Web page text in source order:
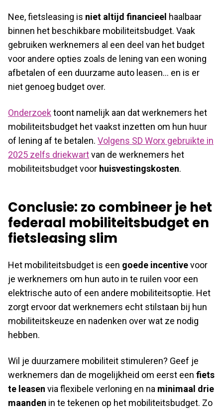
Nee, fietsleasing is niet altijd financieel haalbaar
binnen het beschikbare mobiliteitsbudget. Vaak
gebruiken werknemers al een deel van het budget
voor andere opties zoals de lening van een woning
afbetalen of een duurzame auto leasen… en is er
niet genoeg budget over.
Onderzoektoont namelijk aan dat werknemers het
mobiliteitsbudget het vaakst inzetten om hun huur
of lening af te betalen. Volgens SD Worx gebruikte in
2025 zelfs driekwartvan de werknemers het
mobiliteitsbudget voor huisvestingskosten.
Conclusie: zo combineer je het
federaal mobiliteitsbudget en
fietsleasing slim
Het mobiliteitsbudget is een goede incentivevoor
je werknemers om hun auto in te ruilen voor een
elektrische auto of een andere mobiliteitsoptie. Het
zorgt ervoor dat werknemers echt stilstaan bij hun
mobiliteitskeuze en nadenken over wat ze nodig
hebben.
Wil je duurzamere mobiliteit stimuleren? Geef je
werknemers dan de mogelijkheid om eerst een fiets
te leasen via flexibele verloning en na minimaal drie
maanden in te tekenen op het mobiliteitsbudget. Zo